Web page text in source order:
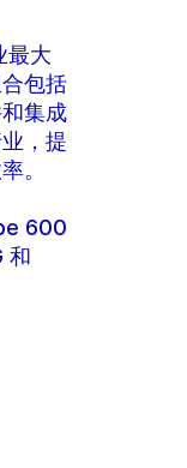
最大
包括
集成
，提
。
600
和